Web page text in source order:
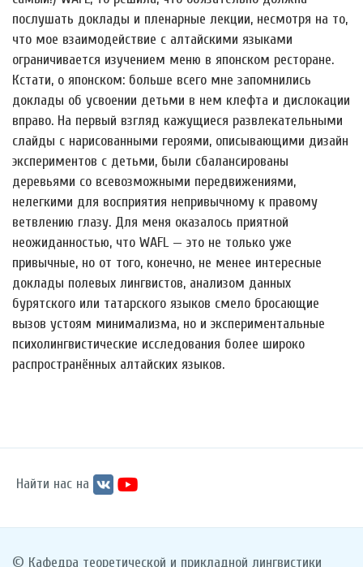
послушать доклады и пленарные лекции, несмотря на то,
что мое взаимодействие с алтайскими языками
ограничивается изучением меню в японском ресторане.
Кстати, о японском: больше всего мне запомнились
доклады об усвоении детьми в нем клефта и дислокации
вправо. На первый взгляд кажущиеся развлекательными
слайды с нарисованными героями, описывающими дизайн
экспериментов с детьми, были сбалансированы
деревьями со всевозможными передвижениями,
нелегкими для восприятия непривычному к правому
ветвлению глазу. Для меня оказалось приятной
неожиданностью, что WAFL — это не только уже
привычные, но от того, конечно, не менее интересные
доклады полевых лингвистов, анализом данных
бурятского или татарского языков смело бросающие
вызов устоям минимализма, но и экспериментальные
психолингвистические исследования более широко
распространённых алтайских языков.
Найти нас на
© Кафедра теоретической и прикладной лингвистики